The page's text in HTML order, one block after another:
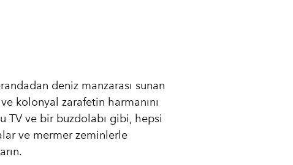
deniz manzarası sunan
kolonyal zarafetin harmanını
TV ve bir buzdolabı gibi, hepsi
ve mermer zeminlerle